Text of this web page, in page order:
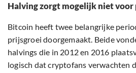
Halving zorgt mogelijk niet
Bitcoin heeft twee belangrijke
prijsgroei doorgemaakt. Beide
halvings die in 2012 en 2016
logisch dat cryptofans verwachten